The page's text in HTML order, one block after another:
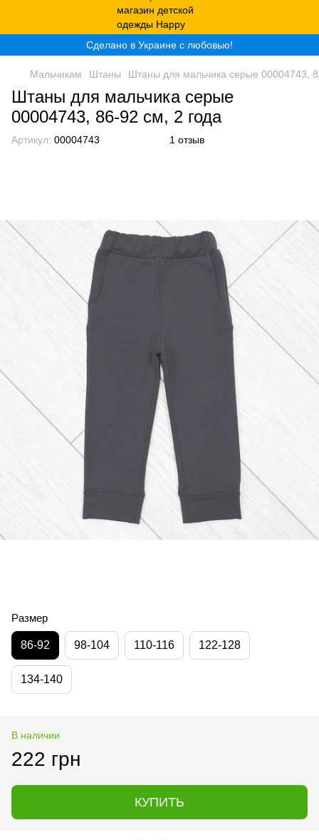
Сделано в Украине с любовью!
Мальчикам Штаны Штаны для мальчика серые 00004743,
Штаны для мальчика серые
00004743, 86-92 см, 2 года
Артикул: 00004743 1 отзыв
Размер
86-92 98-104 110-116 122-128
134-140
В наличии
222 грн
КУПИТЬ